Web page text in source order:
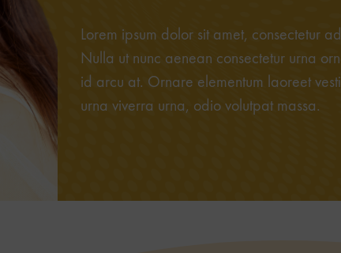
Lorem ipsum dolor sit amet, consectetur
Nulla ut nunc aenean consectetur urna
id arcu at. Ornare elementum laoreet
urna viverra urna, odio volutpat massa.